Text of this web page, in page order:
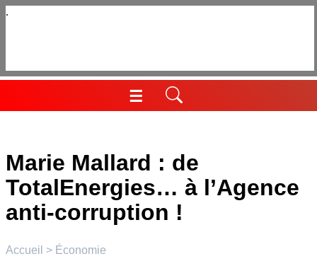
Aller
☰
Menu
Marie Mallard : de
TotalEnergies… à l’Agence
anti-corruption !
Accueil > Économie